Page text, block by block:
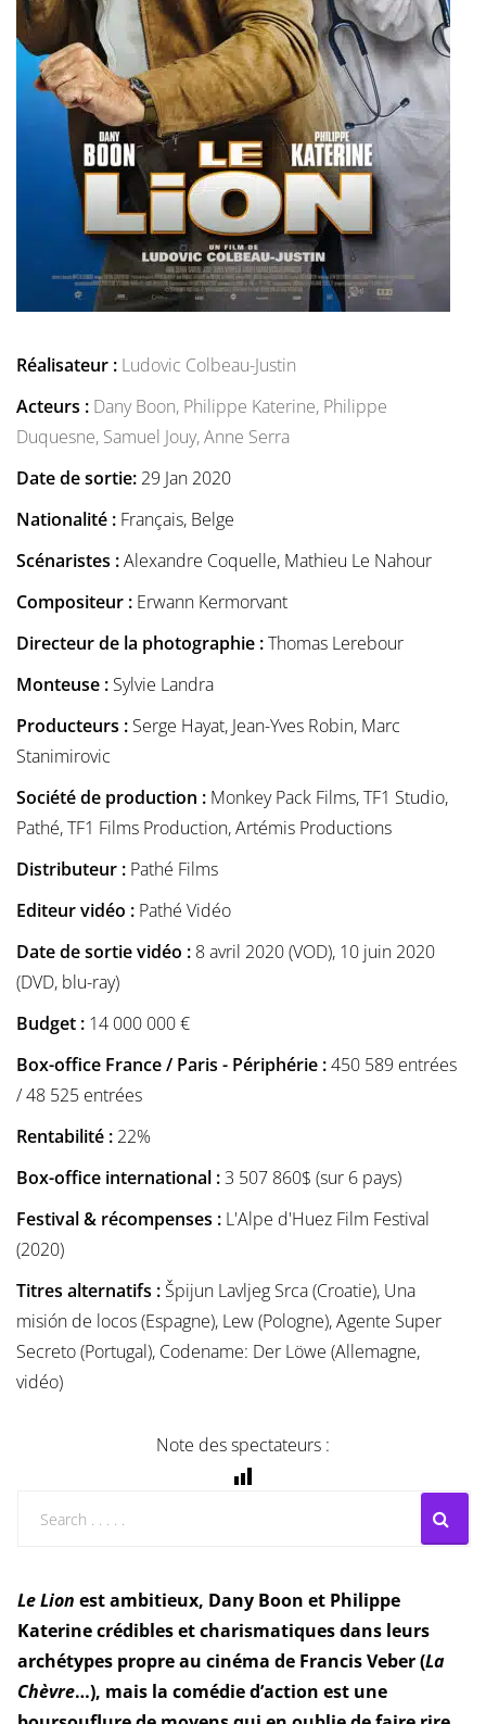
Réalisateur : Ludovic Colbeau-Justin
Acteurs : Dany Boon, Philippe Katerine, Philippe
Duquesne, Samuel Jouy,Anne Serra
Date de sortie: 29 Jan 2020
Nationalité : Français, Belge
Scénaristes :Alexandre Coquelle, Mathieu Le Nahour
Compositeur : Erwann Kermorvant
Directeur de la photographie :Thomas Lerebour
Monteuse : Sylvie Landra
Producteurs : Serge Hayat, Jean-Yves Robin, Marc
Stanimirovic
Société de production : Monkey Pack Films, TF1 Studio,
Pathé, TF1 Films Production, Artémis Productions
Distributeur : Pathé Films
Editeur vidéo : Pathé Vidéo
Date de sortie vidéo : 8 avril 2020 (VOD), 10 juin 2020
(DVD, blu-ray)
Budget : 14 000 000 €
Box-office France / Paris - Périphérie :450 589 entrées
/ 48 525 entrées
Rentabilité : 22%
Box-office international :3 507 860$ (sur 6 pays)
Festival & récompenses : L'Alpe d'Huez Film Festival
(2020)
Titres alternatifs : Špijun Lavljeg Srca (Croatie), Una
misión de locos (Espagne), Lew (Pologne), Agente Super
Secreto (Portugal), Codename: Der Löwe (Allemagne,
vidéo)
Note des spectateurs :
Le Lion est ambitieux, Dany Boon et Philippe
Katerine crédibles et charismatiques dans leurs
archétypes propre au cinéma de Francis Veber (La
Chèvre…), mais la comédie d’action est une